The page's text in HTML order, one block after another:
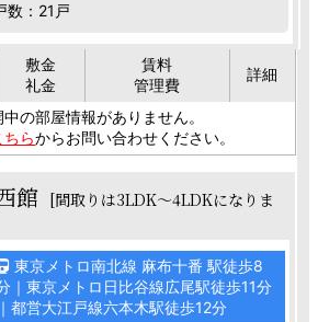
数：21戸
敷金
礼金
賃料
管理費
詳細
の部屋情報がありません。
ちらからお問い合わせください。
館 [間取りは3LDK～4LDKになりま
東京メトロ南北線 麻布十番 駅徒歩8
｜東京メトロ日比谷線広尾駅徒歩11分
｜都営大江戸線六本木駅徒歩12分